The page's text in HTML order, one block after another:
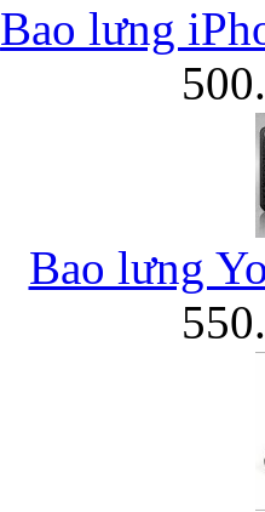
Bao lưng
Bao lưng